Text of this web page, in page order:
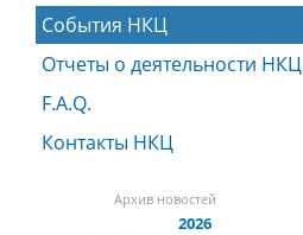
События НКЦ
Отчеты о деятельности НКЦ
F.A.Q.
Контакты НКЦ
Архив новостей
2026